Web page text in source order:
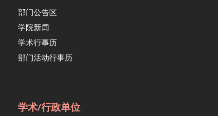
部门公告区
学院新闻
学术行事历
部门活动行事历
学术/行政单位